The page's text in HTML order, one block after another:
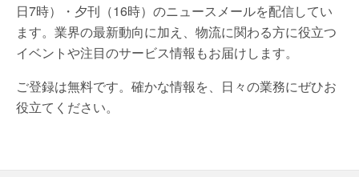
日7時）・夕刊（16時）のニュースメールを配信してい
ます。業界の最新動向に加え、物流に関わる方に役立つ
イベントや注目のサービス情報もお届けします。
ご登録は無料です。確かな情報を、日々の業務にぜひお
役立てください。